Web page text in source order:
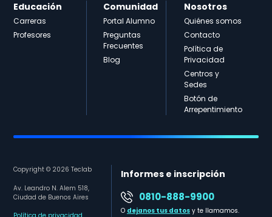
Educación
Carreras
Profesores
Comunidad
Portal Alumno
Preguntas
Frecuentes
Blog
Nosotros
Quiénes somos
Contacto
Política de
Privacidad
Centros y
Sedes
Botón de
Arrepentimiento
Copyright © 2026 Teclab
Av. Leandro N. Alem 518,
Ciudad de Buenos Aires
Informes e inscripción
0810-888-9900
O dejanos tus datosy te llamamos.